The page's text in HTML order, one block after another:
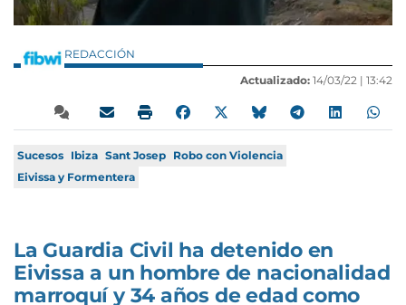
REDACCIÓN
Actualizado: 14/03/22 | 13:42
Sucesos Ibiza Sant Josep Robo con Violencia
Eivissa y Formentera
La Guardia Civil ha detenido en
Eivissa a un hombre de nacionalidad
marroquí y 34 años de edad como